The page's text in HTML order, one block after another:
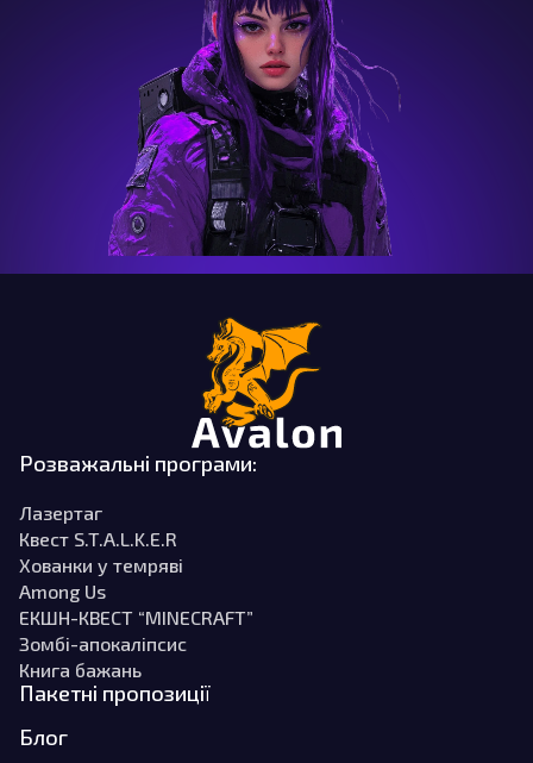
Розважальні програми:
Лазертаг
Квест S.T.A.L.K.E.R
Хованки у темряві
Among Us
ЕКШН-КВЕСТ “MINECRAFT”
Зомбі-апокаліпсис
Книга бажань
Пакетні пропозиції
Блог